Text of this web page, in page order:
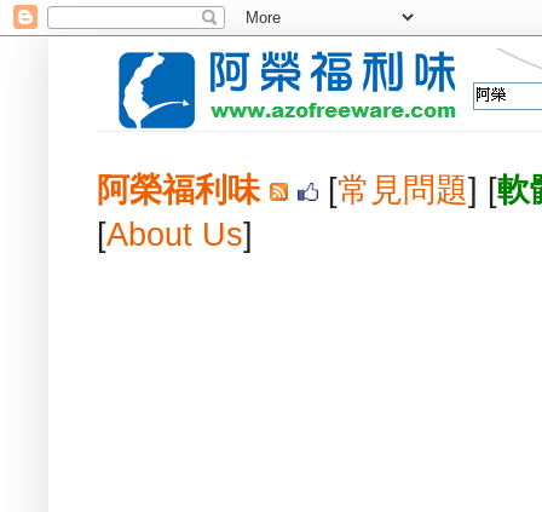
阿榮福利味 [常見問題] [軟
[About Us]